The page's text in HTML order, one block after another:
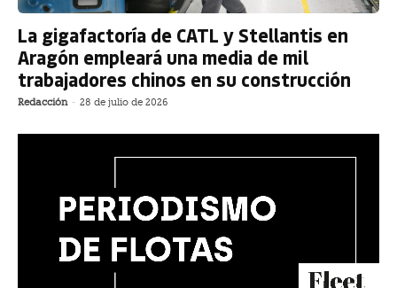
La gigafactoría de CATL y Stellantis en
Aragón empleará una media de mil
trabajadores chinos en su construcción
Redacción - 28 de julio de 2026